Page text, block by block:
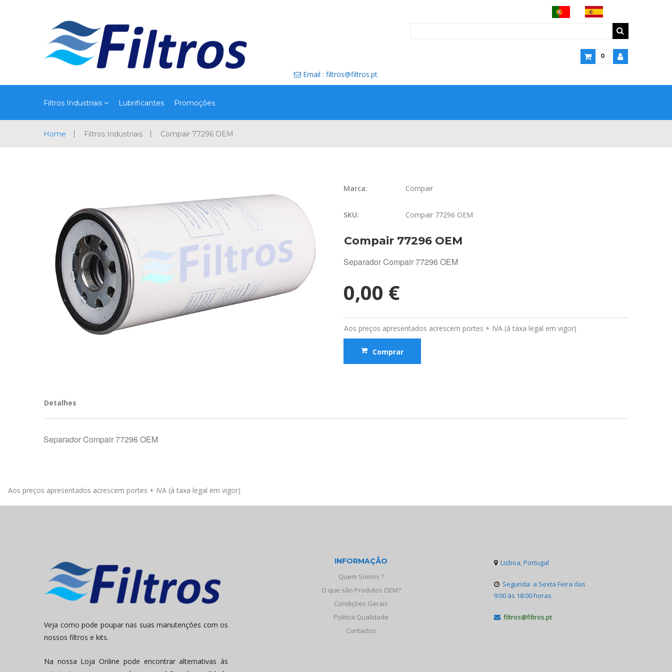
0
 Email : filtros@filtros.pt
Filtros Industriais Lubrificantes Promoções
Home Filtros Industriais Compair 77296 OEM
Marca: Compair
SKU: Compair 77296 OEM
Compair 77296 OEM
Separador Compair 77296 OEM
0,00 €
Aos preços apresentados acrescem portes + IVA (à taxa legal em vigor)
Comprar
Detalhes
Separador Compair 77296 OEM
Aos preços apresentados acrescem portes + IVA (à taxa legal em vigor)
Veja como pode poupar nas suas manutenções com os
nossos filtros e kits.
Na nossa Loja Online pode encontrar alternativas às
INFORMAÇÃO
Quem Somos ?
O que são Produtos OEM?
Condições Gerais
Politica Qualidade
Contactos
 Lisboa, Portugal
 Segunda a Sexta Feira das
9:00 às 18:00 horas
 filtros@filtros.pt